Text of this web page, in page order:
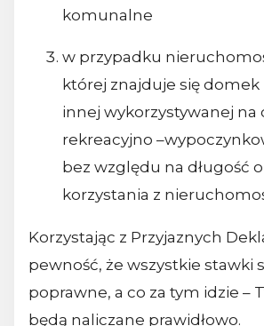
komunalne
w przypadku
której znajduje się domek
innej wykorzystywanej na
rekreacyjno
bez względu na długość
korzystania z
Korzystając z Przyjaznych
pewność, że wszystkie stawki
poprawne, a co za tym idzie –
będą naliczane prawidłowo.